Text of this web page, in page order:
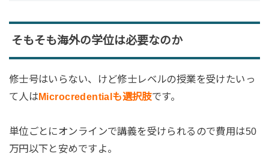
そもそも海外の学位は必要なのか
修士号はいらない、けど修士レベルの授業を受けたいっ
て人はMicrocredentialも選択肢です。
単位ごとにオンラインで講義を受けられるので費用は50
万円以下と安めですよ。